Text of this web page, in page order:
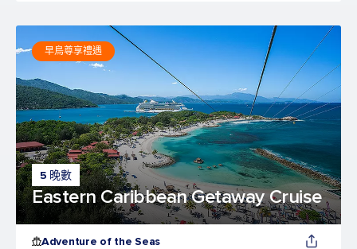
5 晚數
Eastern Caribbean Getaway Cruise
早鳥尊享禮遇
Adventure of the Seas